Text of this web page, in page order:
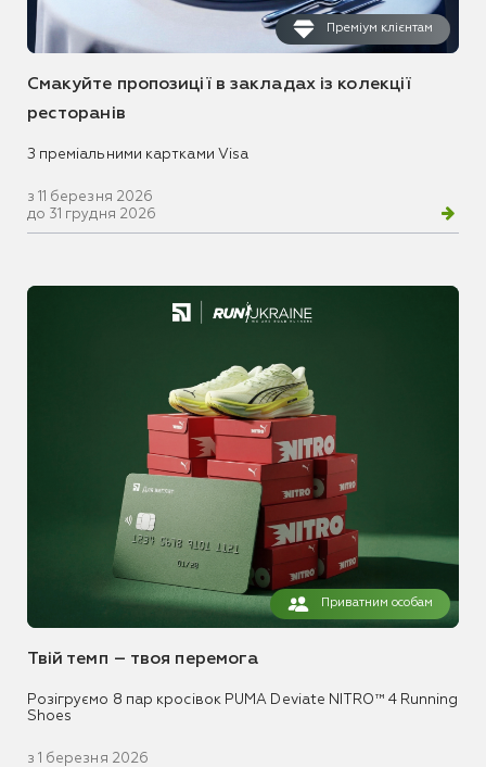
Преміум клієнтам
Смакуйте пропозиції в закладах із колекції
ресторанів
З преміальними картками Visa
з 11 березня 2026
до 31 грудня 2026
Приватним особам
Твій темп – твоя перемога
Розігруємо 8 пар кросівок PUMA Deviate NITRO™ 4 Running
Shoes
з 1 березня 2026